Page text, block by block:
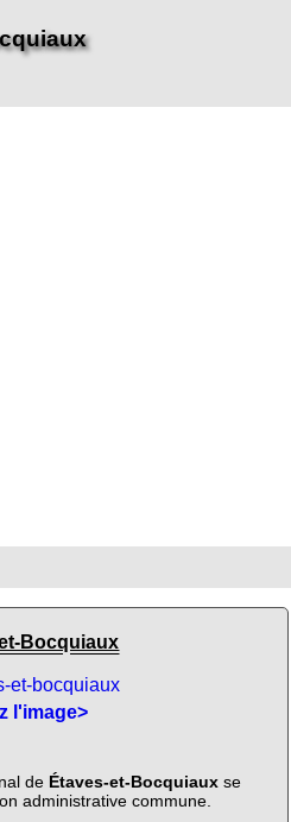
Bocquiaux
l'image>
de Étaves-et-Bocquiauxse
administrative commune.